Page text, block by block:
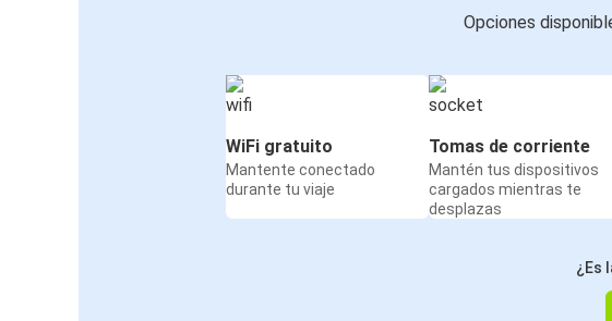
Opciones
WiFi gratuito
Mantente conectado
durante tu viaje
Tomas de corriente
Mantén tus dispositivos
cargados mientras te
desplazas
¿Es